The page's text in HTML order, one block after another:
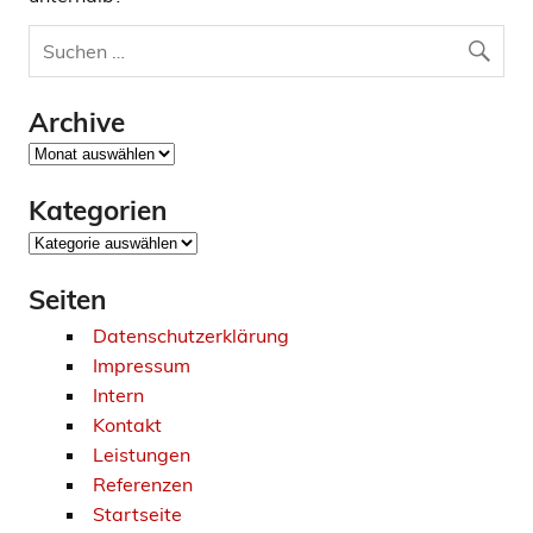
Archive
Archive
Kategorien
Kategorien
Seiten
Datenschutzerklärung
Impressum
Intern
Kontakt
Leistungen
Referenzen
Startseite